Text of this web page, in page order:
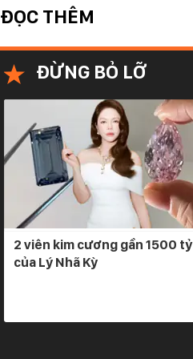
ĐỌC THÊM
ĐỪNG BỎ LỠ
2 viên kim cương gần 1500 tỷ
của Lý Nhã Kỳ